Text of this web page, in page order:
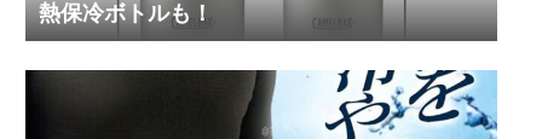
熱保冷ボトルも！